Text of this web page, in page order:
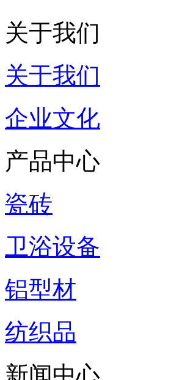
关于我们
关于我们
企业文化
产品中心
瓷砖
卫浴设备
铝型材
纺织品